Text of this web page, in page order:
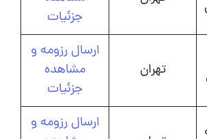
جزئیات
تهران
ارسال رزومه و
مشاهده
جزئیات
ارسال رزومه و